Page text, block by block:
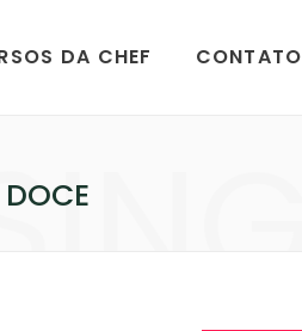
DA CHEF CONTATO